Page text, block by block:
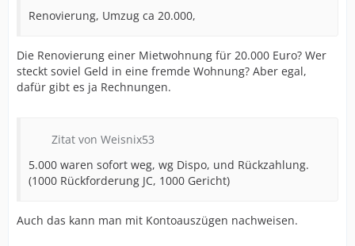
Renovierung, Umzug ca 20.000,
Die Renovierung einer Mietwohnung für 20.000 Euro? Wer
steckt soviel Geld in eine fremde Wohnung? Aber egal,
dafür gibt es ja Rechnungen.
Zitat von Weisnix53
5.000 waren sofort weg, wg Dispo, und Rückzahlung.
(1000 Rückforderung JC, 1000 Gericht)
Auch das kann man mit Kontoauszügen nachweisen.